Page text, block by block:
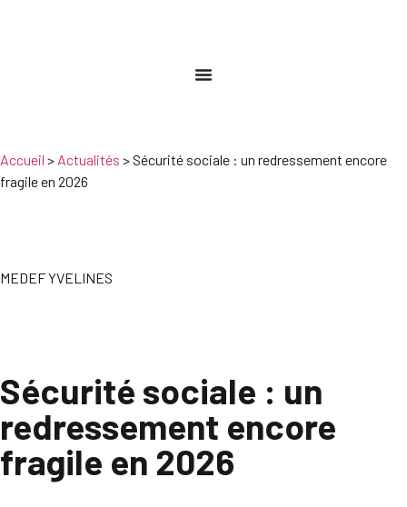
Accueil > Actualités > Sécurité sociale : un redressement encore
fragile en 2026
MEDEF YVELINES
Sécurité sociale : un
redressement encore
fragile en 2026